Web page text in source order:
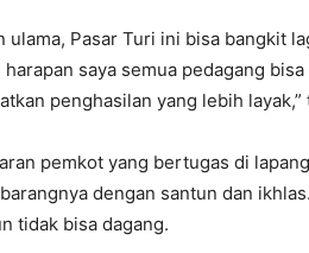
ulama, Pasar Turi ini bisa bangkit
saya semua pedagang
penghasilan yang lebih layak,”
pemkot yang bertugas di
dengan santun dan
tidak bisa dagang.